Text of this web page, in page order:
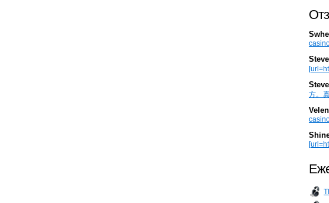
方。